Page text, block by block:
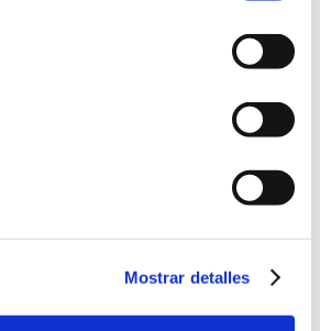
Mostrar detalles
de
Portapasaportes